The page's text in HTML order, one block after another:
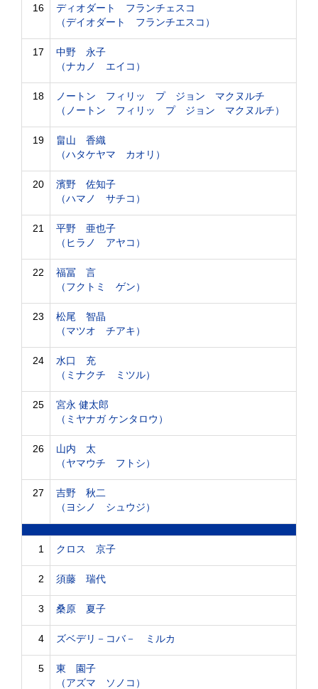
16
ディオダート フランチェスコ
（デイオダート フランチエスコ）
17
中野 永子
（ナカノ エイコ）
18
ノートン フィリッ プ ジョン マクヌルチ
（ノートン フィリッ プ ジョン マクヌルチ）
19
畠山 香織
（ハタケヤマ カオリ）
20
濱野 佐知子
（ハマノ サチコ）
21
平野 亜也子
（ヒラノ アヤコ）
22
福冨 言
（フクトミ ゲン）
23
松尾 智晶
（マツオ チアキ）
24
水口 充
（ミナクチ ミツル）
25
宮永 健太郎
（ミヤナガ ケンタロウ）
26
山内 太
（ヤマウチ フトシ）
27
吉野 秋二
（ヨシノ シュウジ）
1 クロス 京子
2 須藤 瑞代
3 桑原 夏子
4 ズベデリ－コバ－ ミルカ
5
東 園子
（アズマ ソノコ）